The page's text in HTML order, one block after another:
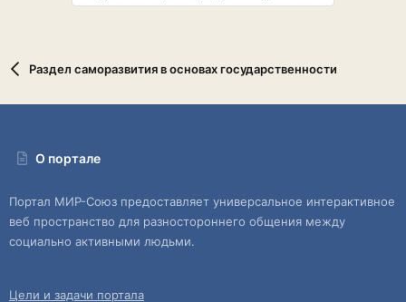
Раздел саморазвития в основах государственности
О портале
Портал МИР-Союз предоставляет универсальное интерактивное
веб пространство для разностороннего общения между
социально активными людьми.
Цели и задачи портала